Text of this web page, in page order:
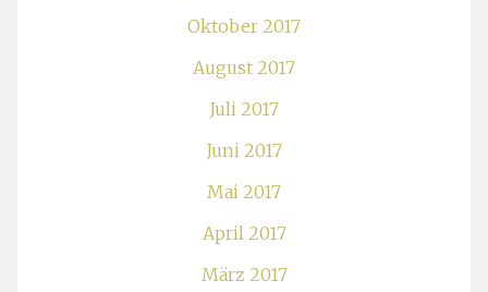
Oktober 2017
August 2017
Juli 2017
Juni 2017
Mai 2017
April 2017
März 2017